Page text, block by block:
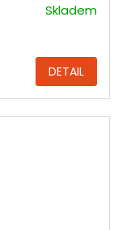
Skladem
DETAIL